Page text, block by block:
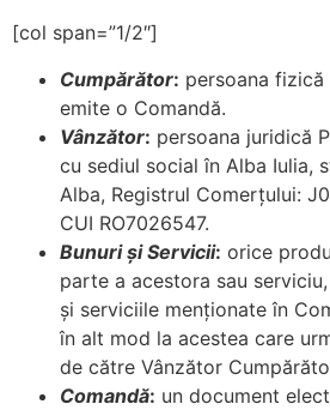
[col span=”1/2″]
Cumpărător: persoana
emite o Comandă.
Vânzător: persoana juridică
cu sediul social în Alba Iulia,
Alba, Registrul Comerţului:
CUI RO7026547.
Bunuri şi Servicii: orice
parte a acestora sau
şi serviciile menţionate în
în alt mod la acestea care
de către Vânzător
Comandă: un document